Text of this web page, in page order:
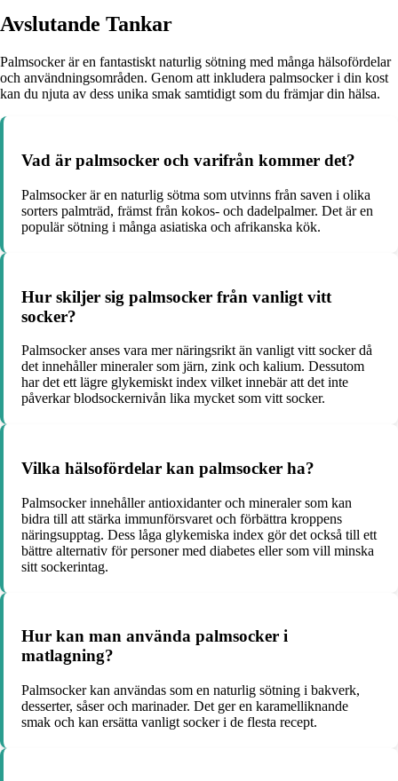
Avslutande Tankar
Palmsocker är en fantastiskt naturlig sötning med många hälsofördelar
och användningsområden. Genom att inkludera palmsocker i din kost
kan du njuta av dess unika smak samtidigt som du främjar din hälsa.
Vad är palmsocker och varifrån kommer det?
Palmsocker är en naturlig sötma som utvinns från saven i olika
sorters palmträd, främst från kokos- och dadelpalmer. Det är en
populär sötning i många asiatiska och afrikanska kök.
Hur skiljer sig palmsocker från vanligt vitt
socker?
Palmsocker anses vara mer näringsrikt än vanligt vitt socker då
det innehåller mineraler som järn, zink och kalium. Dessutom
har det ett lägre glykemiskt index vilket innebär att det inte
påverkar blodsockernivån lika mycket som vitt socker.
Vilka hälsofördelar kan palmsocker ha?
Palmsocker innehåller antioxidanter och mineraler som kan
bidra till att stärka immunförsvaret och förbättra kroppens
näringsupptag. Dess låga glykemiska index gör det också till ett
bättre alternativ för personer med diabetes eller som vill minska
sitt sockerintag.
Hur kan man använda palmsocker i
matlagning?
Palmsocker kan användas som en naturlig sötning i bakverk,
desserter, såser och marinader. Det ger en karamelliknande
smak och kan ersätta vanligt socker i de flesta recept.